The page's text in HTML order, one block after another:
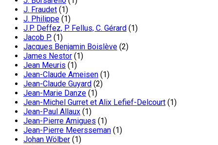
J. Fraudet (1)
J. Philippe (1)
J.P. Deffez, P. Fellus, C. Gérard (1)
Jacob P. (1)
Jacques Benjamin Boislève (2)
James Nestor (1)
Jean Meuris (1)
Jean-Claude Ameisen (1)
Jean-Claude Guyard (2)
Jean-Marie Danze (1)
Jean-Michel Gurret et Alix Lefief-Delcourt (1)
Jean-Paul Allaux (1)
Jean-Pierre Amigues (1)
Jean-Pierre Meersseman (1)
Johan Wölber (1)